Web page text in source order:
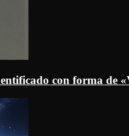
con forma de